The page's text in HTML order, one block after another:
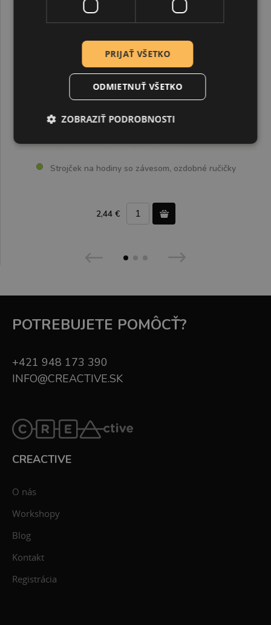
Strojček na hodiny so závesom, ozdobné ručičky
2,44 €
POTREBUJETE POMÔCŤ?
+421 948 173 390
INFO@CREACTIVE.SK
CREACTIVE
O nás
Workshopy
Blog
Kontakt
Registrácia
PRIJAŤ VŠETKO
ODMIETNUŤ VŠETKO
ZOBRAZIŤ PODROBNOSTI